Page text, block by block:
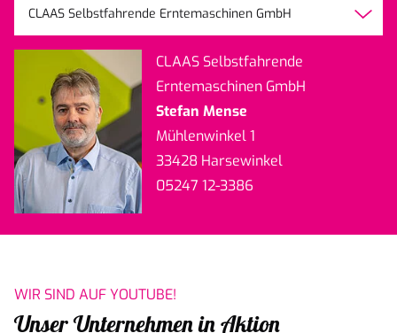
CLAAS Selbstfahrende
Erntemaschinen GmbH
Stefan Mense
Mühlenwinkel 1
33428 Harsewinkel
05247 12-3386
CLAAS Selbstfahrende Erntemaschinen GmbH
WIR SIND AUF YOUTUBE!
Unser Unternehmen in Aktion